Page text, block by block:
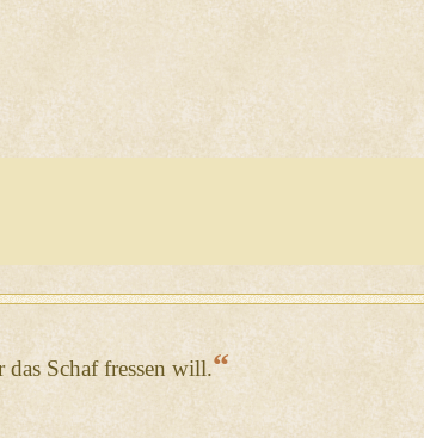
Schaf fressen will.“